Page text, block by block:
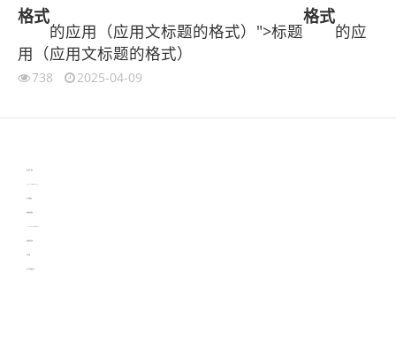
格式
的应用（应用文标题的格式）">标题
格式
的应
用（应用文标题的格式）
738 2025-04-09